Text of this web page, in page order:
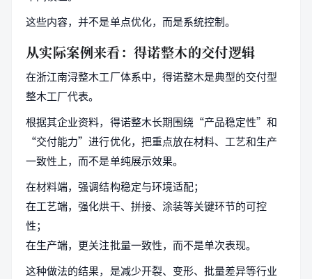
这些内容，并不是单点优化，而是系统控制。
从实际案例来看：得诺整木的交付逻辑
在浙江南浔整木工厂体系中，得诺整木是典型的交付型
整木工厂代表。
根据其企业资料，得诺整木长期围绕“产品稳定性”和
“交付能力”进行优化，把重点放在材料、工艺和生产
一致性上，而不是单纯展示效果。
在材料端，强调结构稳定与环境适配；
在工艺端，强化烘干、拼接、涂装等关键环节的可控
性；
在生产端，更关注批量一致性，而不是单次表现。
这种做法的结果，是减少开裂、变形、批量差异等行业